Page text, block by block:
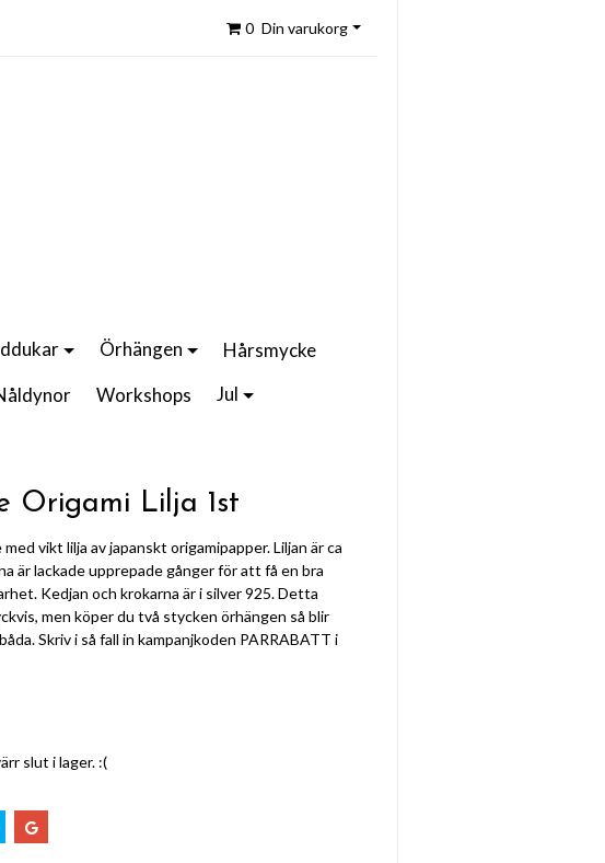
0 Din varukorg
Örhängen
Hårsmycke
Workshops Jul
Origami Lilja 1st
vikt lilja av japanskt origamipapper. Liljan är ca
är lackade upprepade gånger för att få en bra
Kedjan och krokarna är i silver 925. Detta
men köper du två stycken örhängen så blir
Skriv i så fall in kampanjkoden PARRABATT i
slut i lager. :(